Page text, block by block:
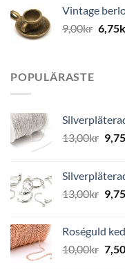
Vintage
9,00kr 6,75
POPULÄRASTE
13,00kr 9,75
13,00kr 9,75
Roséguld
10,00kr 7,50